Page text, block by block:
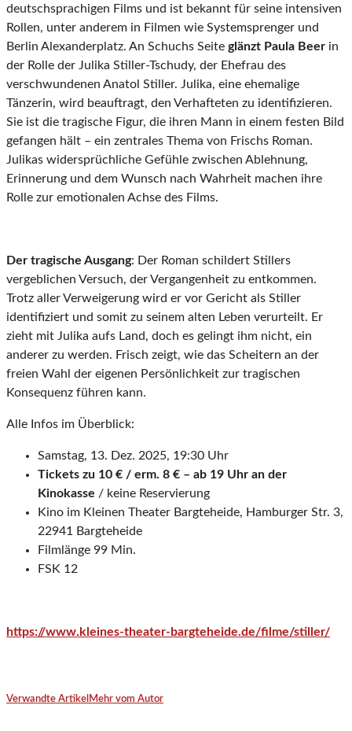
deutschsprachigen Films und ist bekannt für seine intensiven
Rollen, unter anderem in Filmen wie Systemsprenger und
Berlin Alexanderplatz. An Schuchs Seite glänzt Paula Beer in
der Rolle der Julika Stiller-Tschudy, der Ehefrau des
verschwundenen Anatol Stiller. Julika, eine ehemalige
Tänzerin, wird beauftragt, den Verhafteten zu identifizieren.
Sie ist die tragische Figur, die ihren Mann in einem festen Bild
gefangen hält – ein zentrales Thema von Frischs Roman.
Julikas widersprüchliche Gefühle zwischen Ablehnung,
Erinnerung und dem Wunsch nach Wahrheit machen ihre
Rolle zur emotionalen Achse des Films.
Der tragische Ausgang: Der Roman schildert Stillers
vergeblichen Versuch, der Vergangenheit zu entkommen.
Trotz aller Verweigerung wird er vor Gericht als Stiller
identifiziert und somit zu seinem alten Leben verurteilt. Er
zieht mit Julika aufs Land, doch es gelingt ihm nicht, ein
anderer zu werden. Frisch zeigt, wie das Scheitern an der
freien Wahl der eigenen Persönlichkeit zur tragischen
Konsequenz führen kann.
Alle Infos im Überblick:
Samstag, 13. Dez. 2025, 19:30 Uhr
Tickets zu 10 € / erm. 8 € – ab 19 Uhr an der
Kinokasse / keine Reservierung
Kino im Kleinen Theater Bargteheide, Hamburger Str. 3,
22941 Bargteheide
Filmlänge 99 Min.
FSK 12
https://www.kleines-theater-bargteheide.de/filme/stiller/
Verwandte Artikel Mehr vom Autor